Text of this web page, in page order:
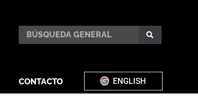
CONTACTO ENGLISH